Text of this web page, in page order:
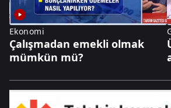
Ekonomi
Çalışmadan emekli olmak
mümkün mü?